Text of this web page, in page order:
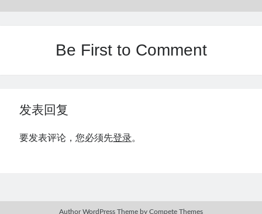
Be First to Comment
发表回复
要发表评论，您必须先登录。
Author WordPress Theme by Compete Themes